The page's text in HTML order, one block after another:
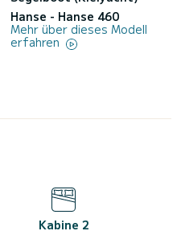
and set sail on your
Hanse - Hanse 460
Mehr über dieses Modell
erfahren
Kabine 2